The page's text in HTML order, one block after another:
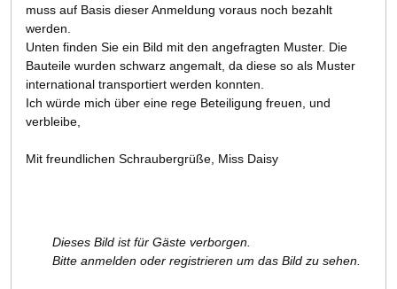
muss auf Basis dieser Anmeldung voraus noch bezahlt
werden.
Unten finden Sie ein Bild mit den angefragten Muster. Die
Bauteile wurden schwarz angemalt, da diese so als Muster
international transportiert werden konnten.
Ich würde mich über eine rege Beteiligung freuen, und
verbleibe,
Mit freundlichen Schraubergrüße, Miss Daisy
Dieses Bild ist für Gäste verborgen.
Bitte anmelden oder registrieren um das Bild zu sehen.